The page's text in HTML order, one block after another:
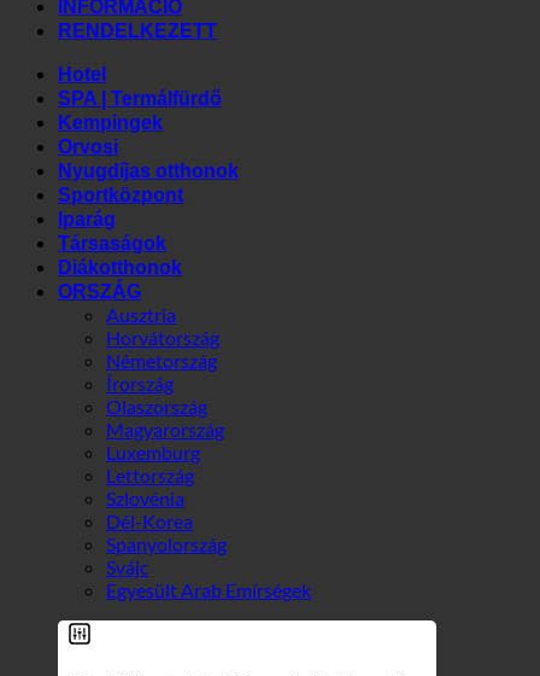
AUSZTRIA |
RENDELKEZETT
Hotel
SPA | Termálfürdő
Kempingek
Orvosi
Nyugdíjas otthonok
Sportközpont
Iparág
Társaságok
Diákotthonok
ORSZÁG
Ausztria
Horvátország
Németország
Írország
Olaszország
Magyarország
Luxemburg
Lettország
Szlovénia
Dél-Korea
Spanyolország